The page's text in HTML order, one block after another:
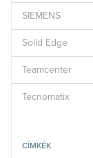
SIEMENS
Solid Edge
Teamcenter
Tecnomatix
CÍMKÉK